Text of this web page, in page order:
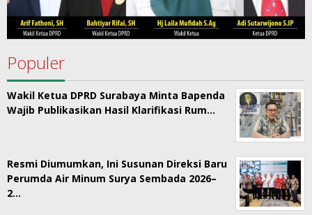
Populer
Wakil Ketua DPRD Surabaya Minta Bapenda
Wajib Publikasikan Hasil Klarifikasi Rum…
Resmi Diumumkan, Ini Susunan Direksi Baru
Perumda Air Minum Surya Sembada 2026–
2…